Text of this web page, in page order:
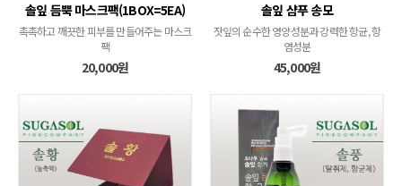
솔잎 듬뿍 마스크팩(1BOX=5EA)
촉촉하고 깨끗한 피부를 만들어주는 마스크
팩
20,000원
솔잎 샴푸 송모
잣잎의 순수한 영양성분과 강력한 항균, 항
염성분
45,000원